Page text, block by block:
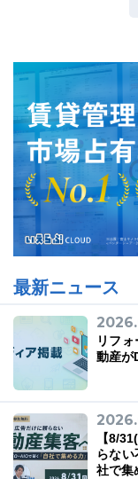
最新ニュース
リフ
動産が
【8/
らな
社で集